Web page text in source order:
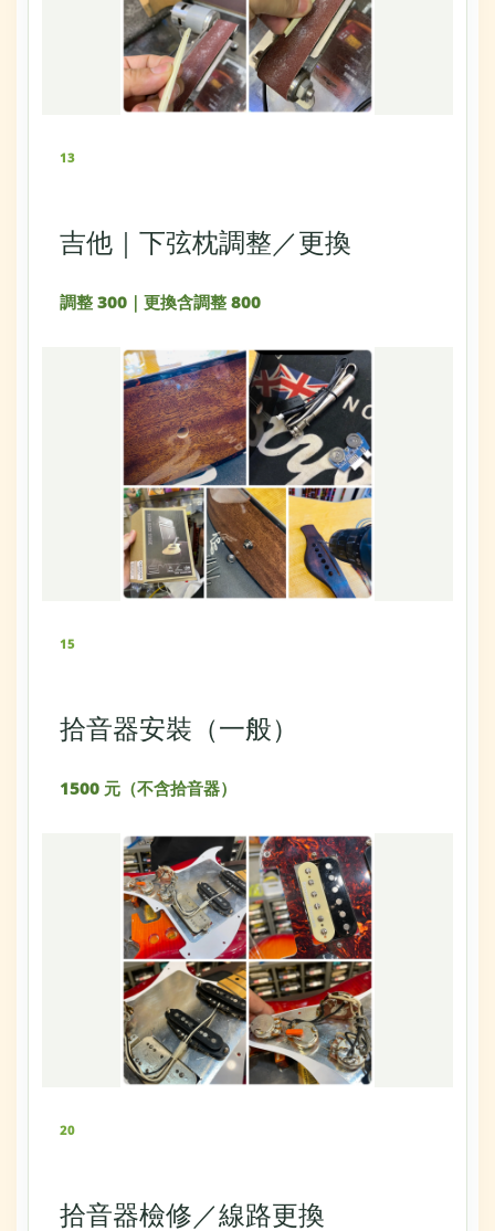
13
吉他｜下弦枕調整／更換
調整 300｜更換含調整 800
15
拾音器安裝（一般）
1500 元（不含拾音器）
20
拾音器檢修／線路更換